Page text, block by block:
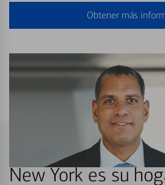
Obtener más
New York es su